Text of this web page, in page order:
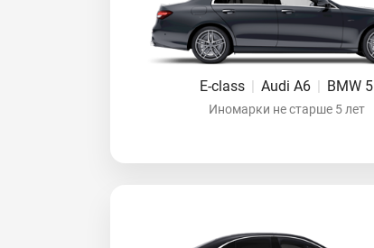
E-class | Audi A6 | BMW 5
Иномарки не старше 5 лет